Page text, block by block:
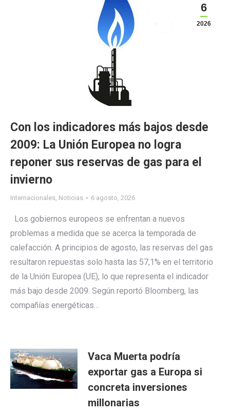
6
2026
Con los indicadores más bajos desde
2009: La Unión Europea no logra
reponer sus reservas de gas para el
invierno
Internacionales, Noticias 6 agosto, 2026
Los gobiernos europeos se enfrentan a nuevos
problemas a medida que se acerca la temporada de
calefacción. A principios de agosto, las reservas del gas
resultaron repuestas solo hasta las 57,1% en el territorio
de la Unión Europea (UE), lo que representa el indicador
más bajo desde 2009. Según reportó Bloomberg, las
compañías energéticas…
Vaca Muerta podría
exportar gas a Europa si
concreta inversiones
millonarias